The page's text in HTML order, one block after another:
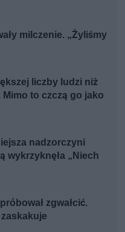
milczenie. „Żyliśmy
liczby ludzi niż
to czczą go jako
nadzorczyni
wykrzyknęła „Niech
zgwałcić.